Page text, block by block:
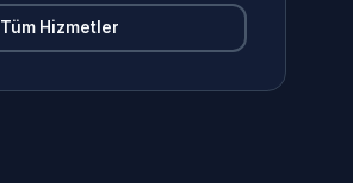
Tüm Hizmetler